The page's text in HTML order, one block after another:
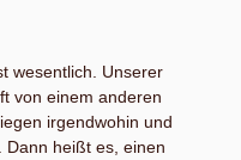
wesentlich. Unserer
von einem anderen
irgendwohin und
Dann heißt es, einen